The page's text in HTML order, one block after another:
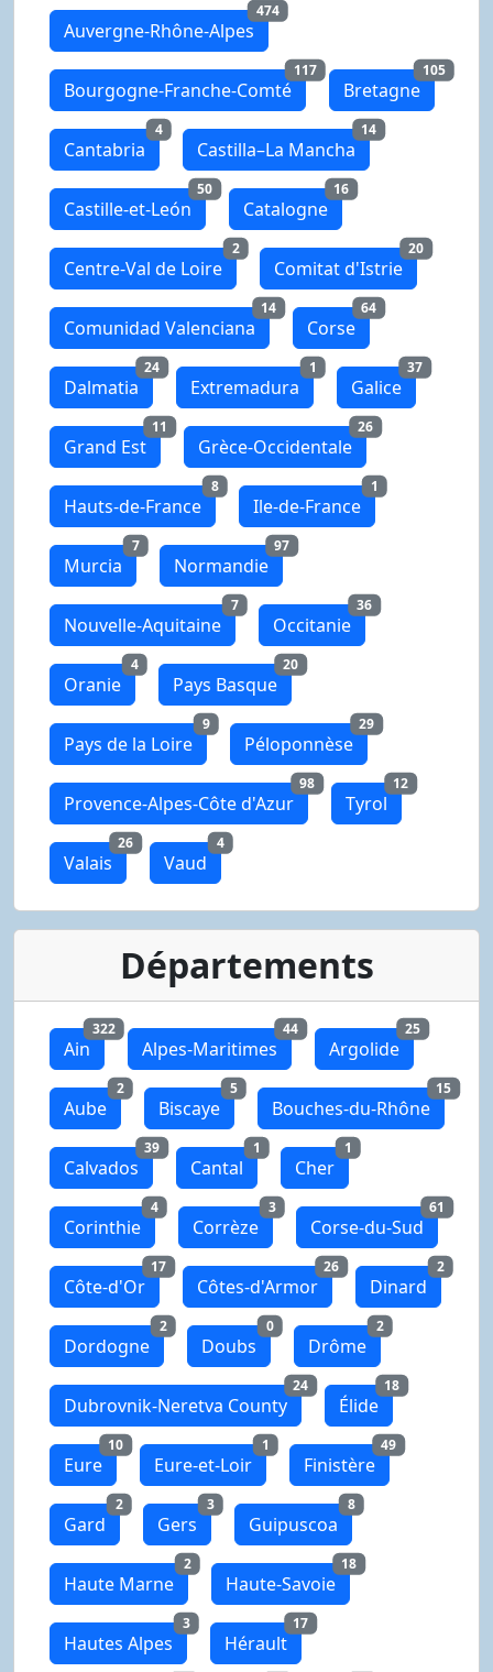
Auvergne-Rhône-Alpes
474
Bourgogne-Franche-Comté
117
Bretagne
105
Cantabria
4
Castilla–La Mancha
14
Castille-et-León
50
Catalogne
16
Centre-Val de Loire
2
Comitat d'Istrie
20
Comunidad Valenciana
14
Corse
64
Dalmatia
24
Extremadura
1
Galice
37
Grand Est
11
Grèce-Occidentale
26
Hauts-de-France
8
Ile-de-France
1
Murcia
7
Normandie
97
Nouvelle-Aquitaine
7
Occitanie
36
Oranie
4
Pays Basque
20
Pays de la Loire
9
Péloponnèse
29
Provence-Alpes-Côte d'Azur
98
Tyrol
12
Valais
26
Vaud
4
Départements
Ain
322
Alpes-Maritimes
44
Argolide
25
Aube
2
Biscaye
5
Bouches-du-Rhône
15
Calvados
39
Cantal
1
Cher
1
Corinthie
4
Corrèze
3
Corse-du-Sud
61
Côte-d'Or
17
Côtes-d'Armor
26
Dinard
2
Dordogne
2
Doubs
0
Drôme
2
Dubrovnik-Neretva County
24
Élide
18
Eure
10
Eure-et-Loir
1
Finistère
49
Gard
2
Gers
3
Guipuscoa
8
Haute Marne
2
Haute-Savoie
18
Hautes Alpes
3
Hérault
17